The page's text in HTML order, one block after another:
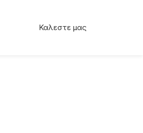
Καλεστε μας